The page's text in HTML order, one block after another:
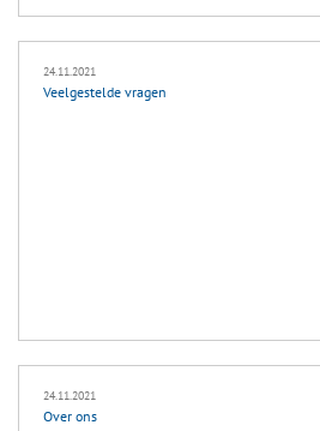
24.11.2021
Veelgestelde vragen
24.11.2021
Over ons